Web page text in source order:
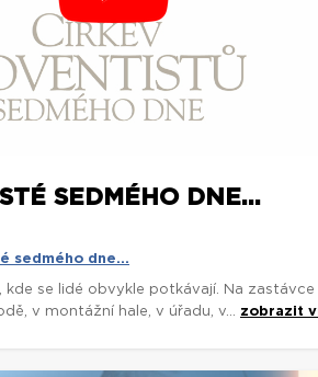
SEDMÉHO DNE...
sedmého dne...
kde se lidé obvykle potkávají. Na zastávce
v montážní hale, v úřadu, v... zobrazit